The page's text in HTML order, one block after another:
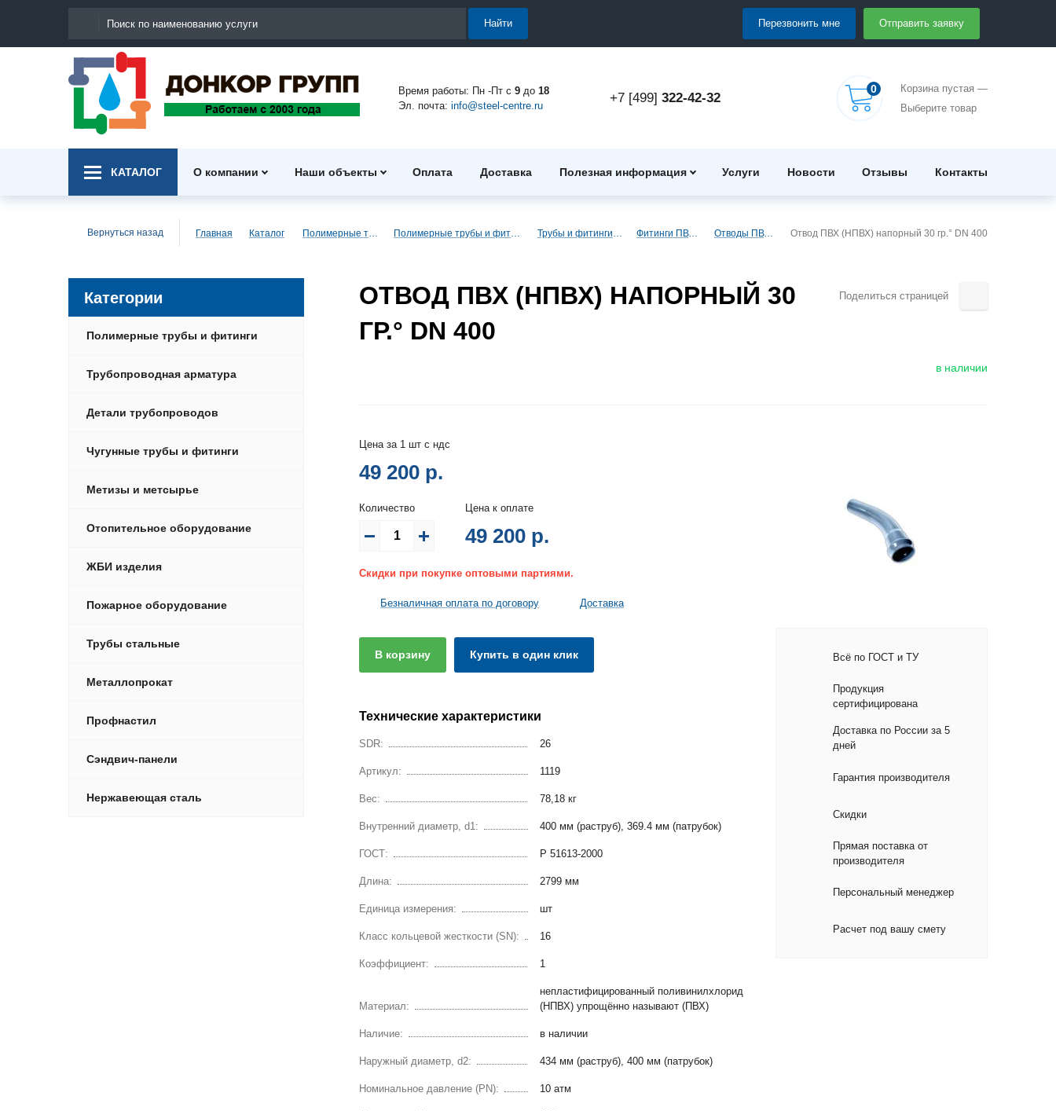
Найти Перезвонить мне Отправить заявку
Время работы: Пн -Пт с 9до 18
Эл. почта: info@steel-centre.ru
+7 [499] 322-42-32
0
Корзина пустая —
Выберите товар
КАТАЛОГ О компании Наши объекты Оплата Доставка Полезная информация Услуги Новости Отзывы Контакты
Вернуться назад Главная Каталог Полимерные трубы и фитинги Полимерные трубы и фитинги для водоснабжения Трубы и фитинги ПВХ (напорные) Фитинги ПВХ (напорные) Отводы ПВХ (напорные) Отвод ПВХ (НПВХ) напорный 30 гр.° DN 400
ОТВОД ПВХ (НПВХ) НАПОРНЫЙ 30
ГР.° DN 400
Поделиться страницей
в наличии
Цена за 1 шт с ндс
49 200 р.
Количество Цена к оплате
49 200р.
Скидки при покупке оптовыми партиями.
Безналичная оплата по договору Доставка
В корзину Купить в один клик
Технические характеристики
SDR: 26
Артикул: 1119
Вес: 78,18 кг
Внутренний диаметр, d1: 400 мм (раструб), 369.4 мм (патрубок)
ГОСТ: Р 51613-2000
Длина: 2799 мм
Единица измерения: шт
Класс кольцевой жесткости (SN): 16
Коэффициент: 1
Материал:
непластифицированный поливинилхлорид
(НПВХ) упрощённо называют (ПВХ)
Наличие: в наличии
Наружный диаметр, d2: 434 мм (раструб), 400 мм (патрубок)
Номинальное давление (PN): 10 атм
Всё по ГОСТ и ТУ
Продукция
сертифицирована
Доставка по России за 5
дней
Гарантия производителя
Скидки
Прямая поставка от
производителя
Персональный менеджер
Расчет под вашу смету
Категории
Полимерные трубы и фитинги
Трубопроводная арматура
Детали трубопроводов
Чугунные трубы и фитинги
Метизы и метсырье
Отопительное оборудование
ЖБИ изделия
Пожарное оборудование
Трубы стальные
Металлопрокат
Профнастил
Сэндвич-панели
Нержавеющая сталь